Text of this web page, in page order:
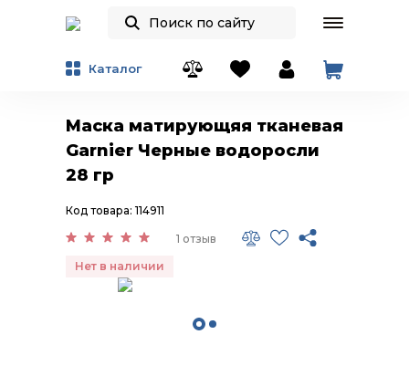
Каталог
Маска матирующяя тканевая
Garnier Черные водоросли
28 гр
1 отзыв
Код товара: 114911
Нет в наличии